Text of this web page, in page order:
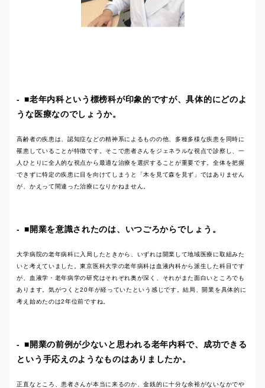
■老年内科という標榜科が印象的ですが、具体的にどのよ
うな医療なのでしょうか。
高齢者の疾患は、認知症などの精神系によるものの他、多種多様な疾患を同時に
罹患していることが特徴です。そこで患者さんをジェネラルな視点で診察し、一
人ひとりに全人的な視点から最適な治療を選択することが重要です。全体を把握
できずに特定の疾患に目を向けてしまうと「木を見て森を見ず」ではありません
が、かえって間違った治療になりかねません。
■開業を意識されたのは、いつごろからでしょう。
大学病院の老年病科に入局したときから、いずれは開業して地域医療に取組みた
いと考えていました。東京医科大学の老年病科は血液内科から派生した科目です
が、血液学・老年病学の研究はそれぞれ奥が深く、それがまた面白いところでも
あります。気がつくと20年が経っていたという感じです。結局、開業を具体的に
考え始めたのは2年位前ですね。
■開業の前例が少ないと思われる老年内科で、成功できる
という手応えのようなものはありましたか。
正直なところ、患者さんが本当に来るのか、金銭的に十分な余裕がないなかでや